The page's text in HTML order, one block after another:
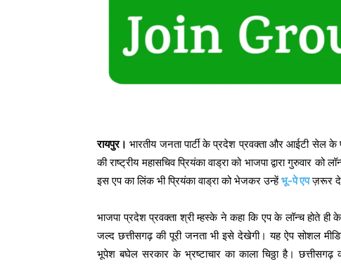
रायपुर। भारतीय जनता पार्टी के प्रदेश प्रवक्ता और आईटी सेल के
की राष्ट्रीय महासचिव प्रियंका वाड्रा को भाजपा द्वारा गुरुवार
इस एप का लिंक भी प्रियंका वाड्रा को भेजकर उन्हेंभू-पे एपज़रूर
भाजपा प्रदेश प्रवक्ता श्री म्हस्के ने कहा कि एप के लॉन्च होते
जल्द छत्तीसगढ़ की पूरी जनता भी इसे देखेगी। यह ऐप सोशल
भूपेश बघेल सरकार के भ्रष्टाचार का काला चिठ्ठा है।